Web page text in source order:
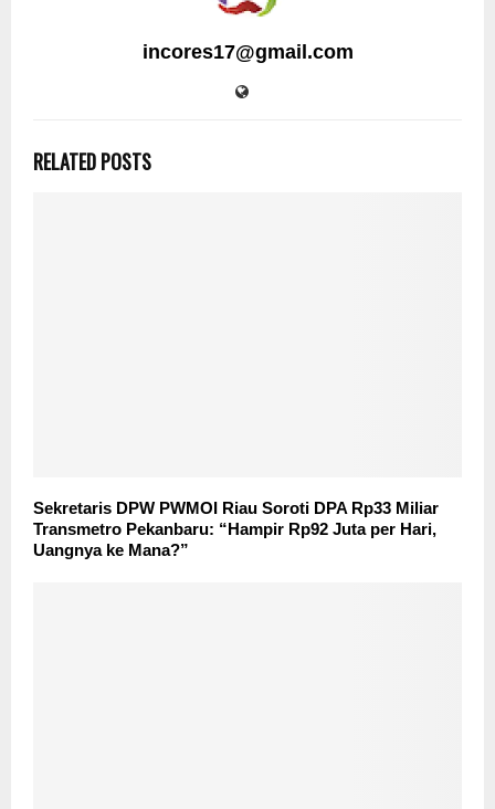
incores17@gmail.com
RELATED POSTS
‎Sekretaris DPW PWMOI Riau Soroti DPA Rp33 Miliar
Transmetro Pekanbaru: “Hampir Rp92 Juta per Hari,
Uangnya ke Mana?” ‎